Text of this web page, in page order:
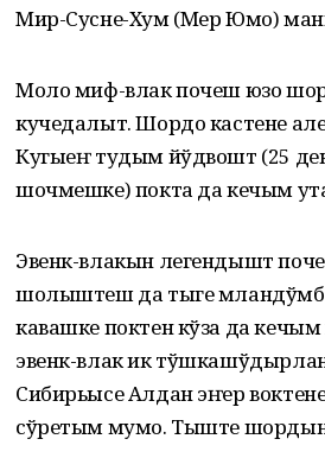
Мир-Сусне-Хум (Мер Юмо)
Моло миф-влак почеш юзо
кучедалыт. Шордо кастене
Кугыеҥ тудым йўдвошт (25
шочмешке) покта да кечым
Эвенк-влакын легендышт
шолыштеш да тыге
кавашке поктен кўза да
эвенк-влак ик
Сибирьысе Алдан эҥер
сўретым мумо. Тыште